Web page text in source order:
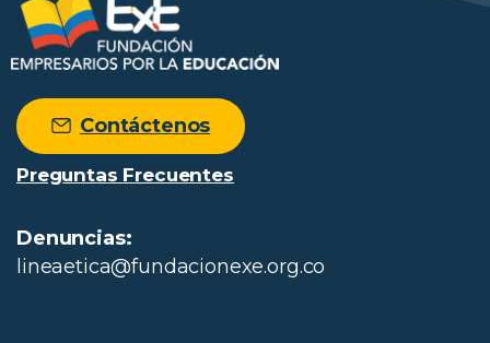
Contáctenos
Preguntas Frecuentes
Denuncias:
lineaetica@fundacionexe.org.co